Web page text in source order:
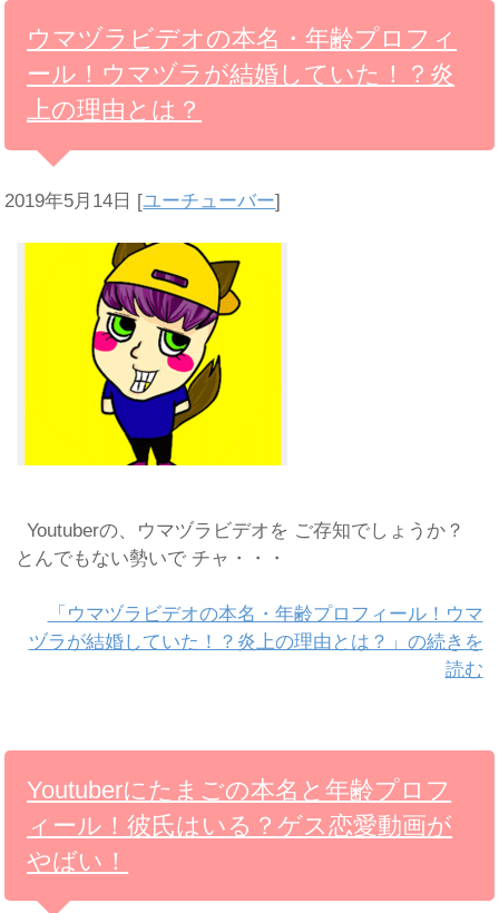
ウマヅラビデオの本名・年齢プロフィ
ール！ウマヅラが結婚していた！？炎
上の理由とは？
2019年5月14日 [ユーチューバー]
Youtuberの、ウマヅラビデオを ご存知でしょうか？
とんでもない勢いで チャ・・・
「ウマヅラビデオの本名・年齢プロフィール！ウマ
ヅラが結婚していた！？炎上の理由とは？」の続きを
読む
Youtuberにたまごの本名と年齢プロフ
ィール！彼氏はいる？ゲス恋愛動画が
やばい！